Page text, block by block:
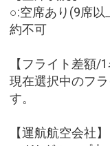
○:空席あり(9席
約不可
【フライト差額/1
現在選択中のフ
す。
【運航航空会社】